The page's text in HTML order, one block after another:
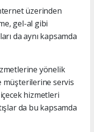
üzerinden
gel-al gibi
da aynı kapsamda
yönelik
müşterilerine servis
hizmetleri
da bu kapsamda